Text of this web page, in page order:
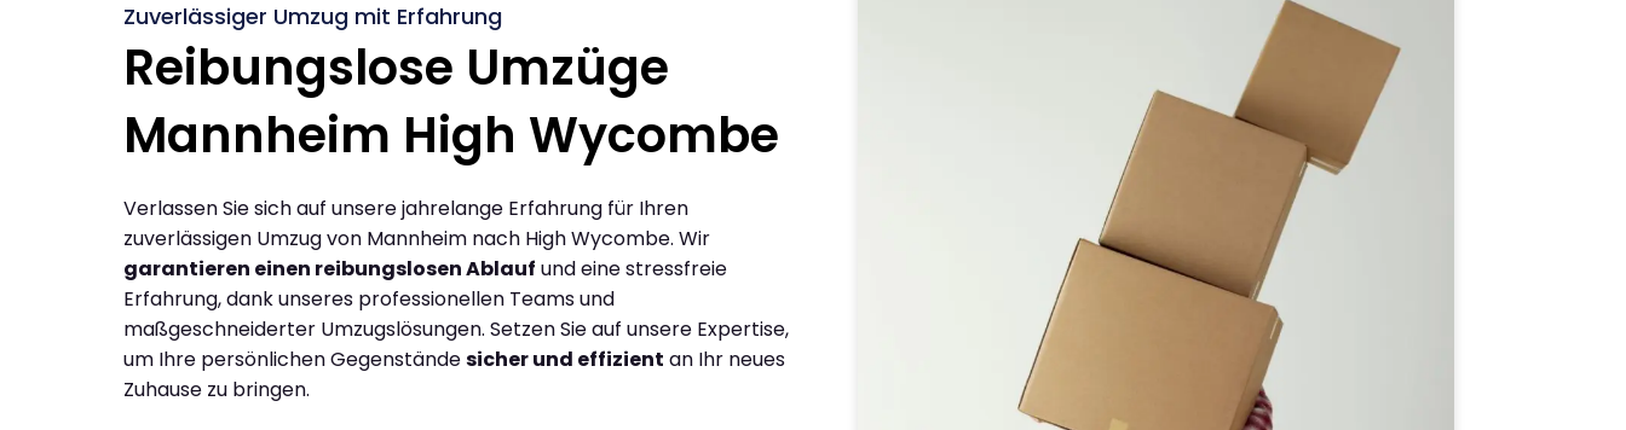
Zuverlässiger Umzug mit Erfahrung
Reibungslose Umzüge
Mannheim High Wycombe
Verlassen Sie sich auf unsere jahrelange Erfahrung für Ihren
zuverlässigen Umzug von Mannheim nach High Wycombe. Wir
garantieren einen reibungslosen Ablauf und eine stressfreie
Erfahrung, dank unseres professionellen Teams und
maßgeschneiderter Umzugslösungen. Setzen Sie auf unsere Expertise,
um Ihre persönlichen Gegenständesicher und effizient an Ihr neues
Zuhause zu bringen.